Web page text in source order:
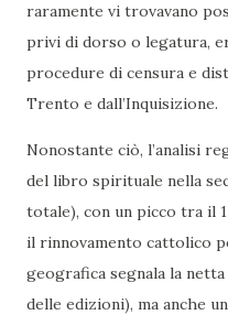
raramente vi trovavano
privi di dorso o legatura,
procedure di censura e
Trento e dall’Inquisizione.
Nonostante ciò, l’analisi
del libro spirituale nella
totale), con un picco tra il
il rinnovamento cattolico
geografica segnala la
delle edizioni), ma anche